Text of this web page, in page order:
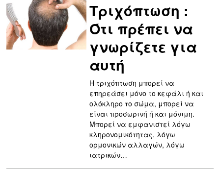
Τριχόπτωση :
Ότι πρέπει να
γνωρίζετε για
αυτή
Η τριχόπτωση μπορεί να
επηρεάσει μόνο το κεφάλι ή και
ολόκληρο το σώμα, μπορεί να
είναι προσωρινή ή και μόνιμη.
Μπορεί να εμφανιστεί λόγω
κληρονομικότητας, λόγω
ορμονικών αλλαγών, λόγω
ιατρικών…